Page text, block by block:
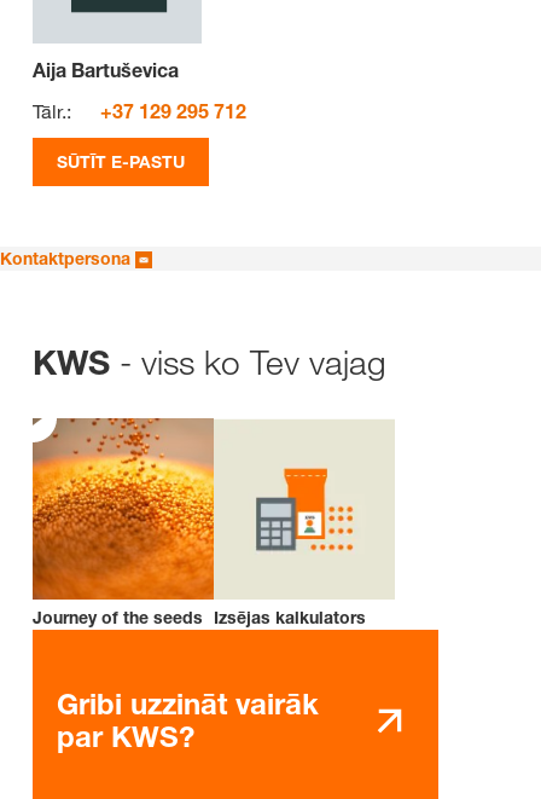
Aija Bartuševica
Tālr.:
+37 129 295 712
SŪTĪT E-PASTU
Kontaktpersona
KWS - viss ko Tev vajag
Journey of the seeds Izsējas kalkulators
Gribi uzzināt vairāk
par KWS?